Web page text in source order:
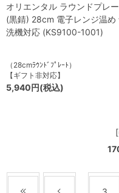
オリエンタル ラウンドプレ
(黒錆) 28cm 電子レンジ温め
洗機対応 (KS9100-1001)
（28cmﾗｳﾝﾄﾞﾌﾟﾚｰﾄ）
【ギフト非対応】
5,940円(税込)